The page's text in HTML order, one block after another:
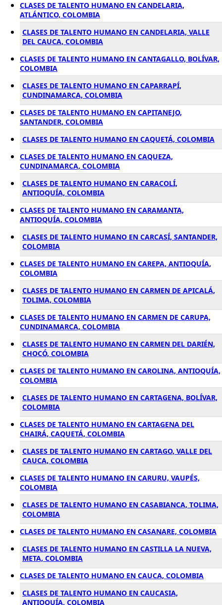
CLASES DE TALENTO HUMANO EN CANDELARIA,
ATLÁNTICO, COLOMBIA
CLASES DE TALENTO HUMANO EN CANDELARIA, VALLE
DEL CAUCA, COLOMBIA
CLASES DE TALENTO HUMANO EN CANTAGALLO, BOLÍVAR,
COLOMBIA
CLASES DE TALENTO HUMANO EN CAPARRAPÍ,
CUNDINAMARCA, COLOMBIA
CLASES DE TALENTO HUMANO EN CAPITANEJO,
SANTANDER, COLOMBIA
CLASES DE TALENTO HUMANO EN CAQUETÁ, COLOMBIA
CLASES DE TALENTO HUMANO EN CAQUEZA,
CUNDINAMARCA, COLOMBIA
CLASES DE TALENTO HUMANO EN CARACOLÍ,
ANTIOQUÍA, COLOMBIA
CLASES DE TALENTO HUMANO EN CARAMANTA,
ANTIOQUÍA, COLOMBIA
CLASES DE TALENTO HUMANO EN CARCASÍ, SANTANDER,
COLOMBIA
CLASES DE TALENTO HUMANO EN CAREPA, ANTIOQUÍA,
COLOMBIA
CLASES DE TALENTO HUMANO EN CARMEN DE APICALÁ,
TOLIMA, COLOMBIA
CLASES DE TALENTO HUMANO EN CARMEN DE CARUPA,
CUNDINAMARCA, COLOMBIA
CLASES DE TALENTO HUMANO EN CARMEN DEL DARIÉN,
CHOCÓ, COLOMBIA
CLASES DE TALENTO HUMANO EN CAROLINA, ANTIOQUÍA,
COLOMBIA
CLASES DE TALENTO HUMANO EN CARTAGENA, BOLÍVAR,
COLOMBIA
CLASES DE TALENTO HUMANO EN CARTAGENA DEL
CHAIRÁ, CAQUETÁ, COLOMBIA
CLASES DE TALENTO HUMANO EN CARTAGO, VALLE DEL
CAUCA, COLOMBIA
CLASES DE TALENTO HUMANO EN CARURU, VAUPÉS,
COLOMBIA
CLASES DE TALENTO HUMANO EN CASABIANCA, TOLIMA,
COLOMBIA
CLASES DE TALENTO HUMANO EN CASANARE, COLOMBIA
CLASES DE TALENTO HUMANO EN CASTILLA LA NUEVA,
META, COLOMBIA
CLASES DE TALENTO HUMANO EN CAUCA, COLOMBIA
CLASES DE TALENTO HUMANO EN CAUCASIA,
ANTIOQUÍA, COLOMBIA